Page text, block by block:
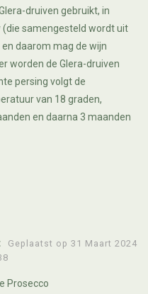
druiven gebruikt, in
(die samengesteld wordt uit
daarom mag de wijn
worden de Glera-druiven
persing volgt de
van 18 graden,
en daarna 3 maanden
Geplaatst op 31 Maart 2024
Prosecco